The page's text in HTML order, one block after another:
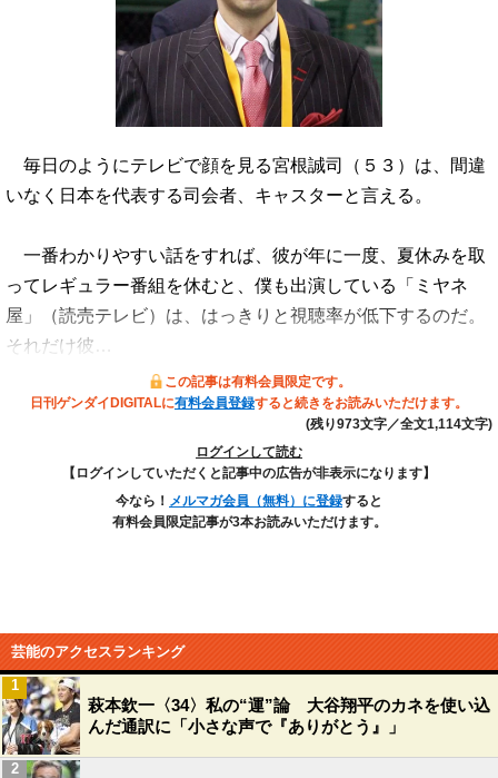
毎日のようにテレビで顔を見る宮根誠司（５３）は、間違
いなく日本を代表する司会者、キャスターと言える。
一番わかりやすい話をすれば、彼が年に一度、夏休みを取
ってレギュラー番組を休むと、僕も出演している「ミヤネ
屋」（読売テレビ）は、はっきりと視聴率が低下するのだ。
それだけ彼…
この記事は有料会員限定です。
日刊ゲンダイDIGITALに有料会員登録すると続きをお読みいただけます。
(残り973文字／全文1,114文字)
ログインして読む
【ログインしていただくと記事中の広告が非表示になります】
今なら！ メルマガ会員（無料）に登録すると
有料会員限定記事が3本お読みいただけます。
芸能のアクセスランキング
萩本欽一〈34〉私の“運”論 大谷翔平のカネを使い込
んだ通訳に「小さな声で『ありがとう』」
1
2